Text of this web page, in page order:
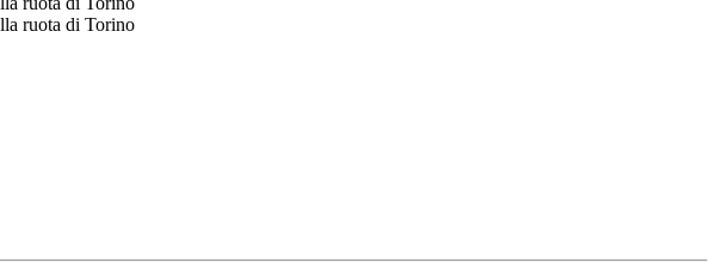
ruota di Torino